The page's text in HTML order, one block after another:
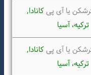
یا آی پیکانادا,
ترکیه، آسیا
یا آی پیکانادا,
ترکیه، آسیا